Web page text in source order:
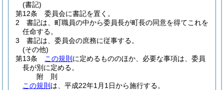
(書記)
第12条
委員会に書記を置く。
2
書記は、町職員の中から委員長が町長の同意を得てこれを
任命する。
3
書記は、委員会の庶務に従事する。
(その他)
第13条
この規則 に定めるもののほか、必要な事項は、委員
長が別に定める。
附 則
この規則 は、平成22年1月1日から施行する。